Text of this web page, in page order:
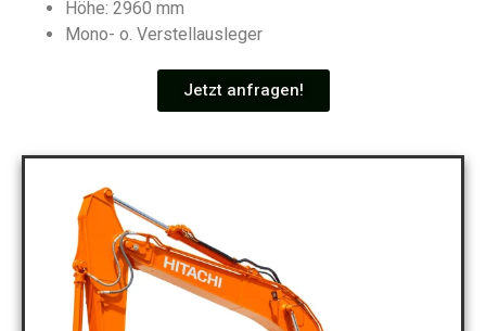
Höhe: 2960 mm
Mono- o. Verstellausleger
Jetzt anfragen!